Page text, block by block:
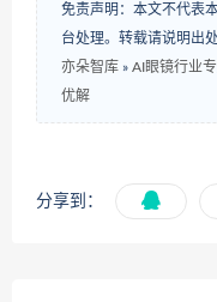
免责声明：本文不代表
台处理。转载请说明出处
亦朵智库 » AI眼镜行业
优解
分享到：